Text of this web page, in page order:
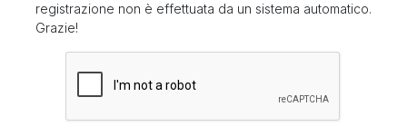
registrazione non è effettuata da un sistema automatico.
Grazie!